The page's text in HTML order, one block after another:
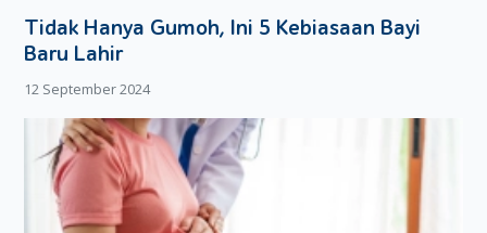
Tidak Hanya Gumoh, Ini 5 Kebiasaan Bayi
Baru Lahir
12 September 2024